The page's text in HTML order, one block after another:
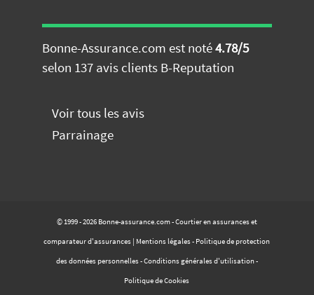
Bonne-Assurance.com est noté4.78/5
selon 137avis clients B-Reputation
Voir tous les avis
Parrainage
© 1999 - 2026 Bonne-assurance.com - Courtier en assurances et
comparateur d'assurances | Mentions légales- Politique de protection
des données personnelles-Conditions générales d'utilisation-
Politique de Cookies
etSANS ENGAGEMENT
JE COMPARE
les devis mutuelles santé